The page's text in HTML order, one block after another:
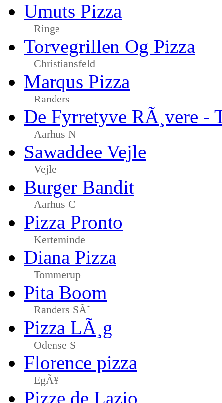
Umuts Pizza
Ringe
Torvegrillen Og Pizza
Christiansfeld
Marqus Pizza
Randers
De Fyrretyve RÃ¸vere -
Aarhus N
Sawaddee Vejle
Vejle
Burger Bandit
Aarhus C
Pizza Pronto
Kerteminde
Diana Pizza
Tommerup
Pita Boom
Randers SÃ˜
Pizza LÃ¸g
Odense S
Florence pizza
EgÃ¥
Pizze de Lazio